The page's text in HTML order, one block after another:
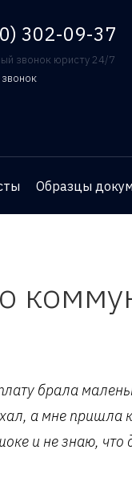
302-09-37
звонок юристу 24/7
звонок
Образцы
брала
а мне пришла
и не знаю, что